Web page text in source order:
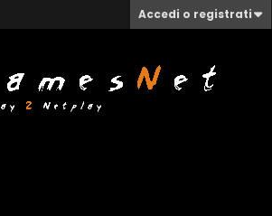
Accedi o registrati